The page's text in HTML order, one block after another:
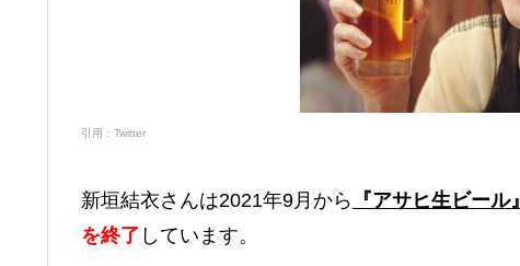
引用：Twitter
新垣結衣さんは2021年9月から 『アサヒ生ビール』
を終了 しています。